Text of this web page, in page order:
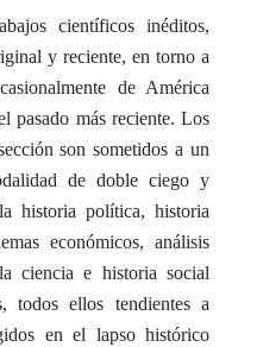
científicos inéditos,
y reciente, en torno a
de América
más reciente. Los
son sometidos a un
de doble ciego y
historia política, historia
económicos, análisis
ciencia e historia social
todos ellos tendientes a
en el lapso histórico